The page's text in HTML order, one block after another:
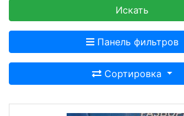
Искать
Панель фильтров
Сортировка